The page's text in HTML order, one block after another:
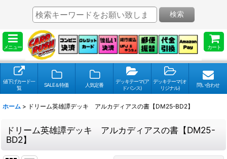
メニュー カート
検索
値下げカード一
覧
SALE＆特価 人気定番
デッキテーマ(ア
ドバンス)
デッキテーマ(オ
リジナル)
問い合わせ
ホーム > ドリーム英雄譚デッキ アルカディアスの書【DM25-BD2】
ドリーム英雄譚デッキ アルカディアスの書【DM25-
BD2】